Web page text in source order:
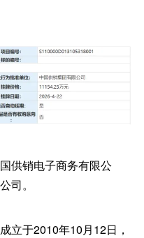
供销电子商务有限公
司。
立于2010年10月12日，